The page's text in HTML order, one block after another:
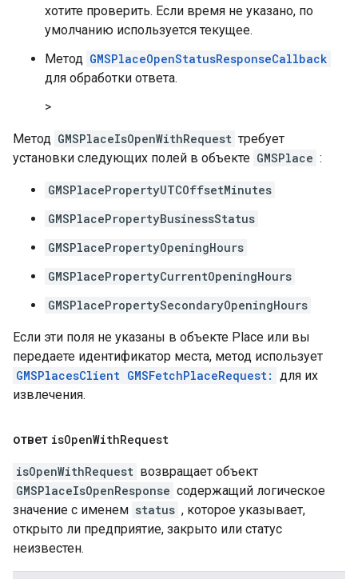
хотите проверить. Если время не указано, по
умолчанию используется текущее.
Метод GMSPlaceOpenStatusResponseCallback
для обработки ответа.
>
Метод GMSPlaceIsOpenWithRequest требует
установки следующих полей в объекте GMSPlace :
GMSPlacePropertyUTCOffsetMinutes
GMSPlacePropertyBusinessStatus
GMSPlacePropertyOpeningHours
GMSPlacePropertyCurrentOpeningHours
GMSPlacePropertySecondaryOpeningHours
Если эти поля не указаны в объекте Place или вы
передаете идентификатор места, метод использует
GMSPlacesClient GMSFetchPlaceRequest: для их
извлечения.
ответ isOpenWithRequest
isOpenWithRequest возвращает объект
GMSPlaceIsOpenResponse содержащий логическое
значение с именем status , которое указывает,
открыто ли предприятие, закрыто или статус
неизвестен.